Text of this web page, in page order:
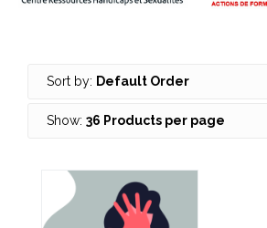
Sort by: Default Order
Show: 36 Products per page